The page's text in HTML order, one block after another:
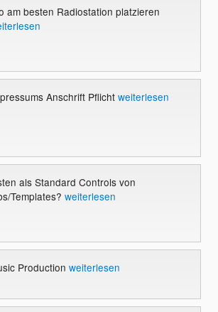
am besten Radiostation platzieren
Anschrift Pflicht weiterlesen
als Standard Controls von
Templates? weiterlesen
Production weiterlesen